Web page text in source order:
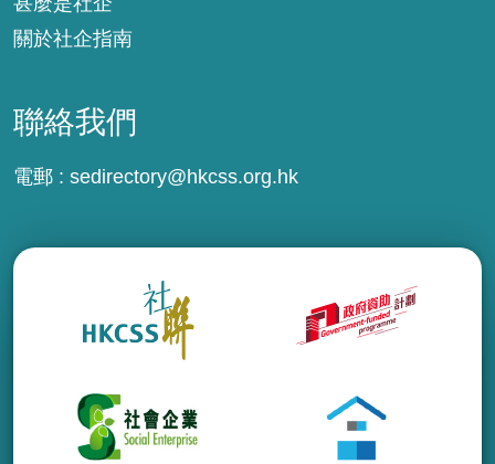
關於社企指南
聯絡我們
電郵 : sedirectory@hkcss.org.hk